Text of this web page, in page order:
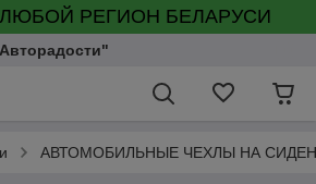
РЕГИОН БЕЛАРУСИ
АВТОМОБИЛЬНЫЕ ЧЕХЛЫ НА